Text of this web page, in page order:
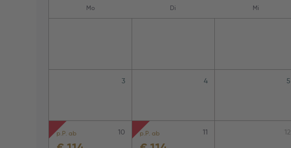
Mo Di Mi
3 4 5
10
p.P. ab 11
p.P. ab 12